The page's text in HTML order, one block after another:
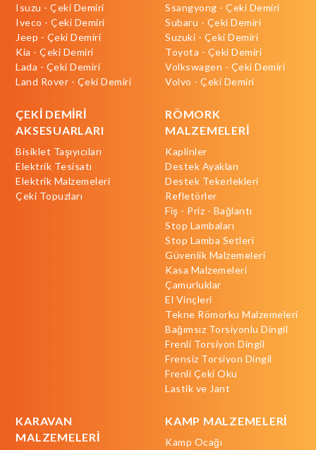
Isuzu - Çeki Demiri
Iveco - Çeki Demiri
Jeep - Çeki Demiri
Kia - Çeki Demiri
Lada - Çeki Demiri
Land Rover - Çeki Demiri
Ssangyong - Çeki Demiri
Subaru - Çeki Demiri
Suzuki - Çeki Demiri
Toyota - Çeki Demiri
Volkswagen - Çeki Demiri
Volvo - Çeki Demiri
ÇEKİ DEMİRİ
AKSESUARLARI
Bisiklet Taşıyıcıları
Elektrik Tesisatı
Elektrik Malzemeleri
Çeki Topuzları
RÖMORK
MALZEMELERİ
Kaplinler
Destek Ayakları
Destek Tekerlekleri
Refletörler
Fiş - Priz - Bağlantı
Stop Lambaları
Stop Lamba Setleri
Güvenlik Malzemeleri
Kasa Malzemeleri
Çamurluklar
El Vinçleri
Tekne Römorku Malzemeleri
Bağımsız Torsiyonlu Dingil
Frenli Torsiyon Dingil
Frensiz Torsiyon Dingil
Frenli Çeki Oku
Lastik ve Jant
KARAVAN
MALZEMELERİ
KAMP MALZEMELERİ
Kamp Ocağı